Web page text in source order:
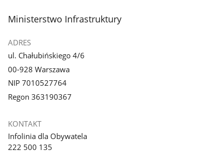
stopka
Ministerstwo Infrastruktury
ADRES
ul. Chałubińskiego 4/6
00-928 Warszawa
NIP 7010527764
Regon 363190367
KONTAKT
Infolinia dla Obywatela
222 500 135